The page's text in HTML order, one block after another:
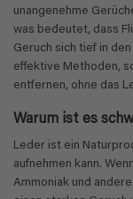
unangenehme
was bedeutet, dass
Geruch sich tief in
effektive Methoden,
entfernen, ohne das
Warum ist es
Leder ist ein
aufnehmen kann.
Ammoniak und